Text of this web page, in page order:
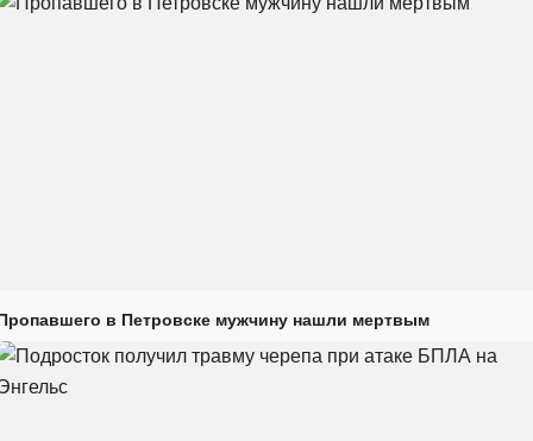
в Петровске мужчину нашли мертвым